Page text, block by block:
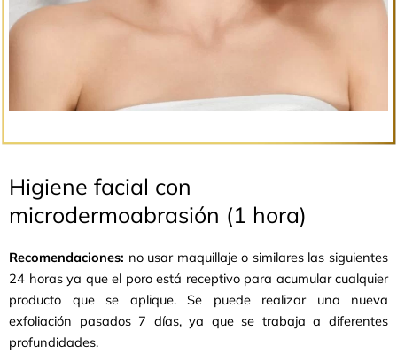
Higiene facial con
microdermoabrasión (1 hora)
Recomendaciones: no usar maquillaje o similares las siguientes
24 horas ya que el poro está receptivo para acumular cualquier
producto que se aplique. Se puede realizar una nueva
exfoliación pasados 7 días, ya que se trabaja a diferentes
profundidades.